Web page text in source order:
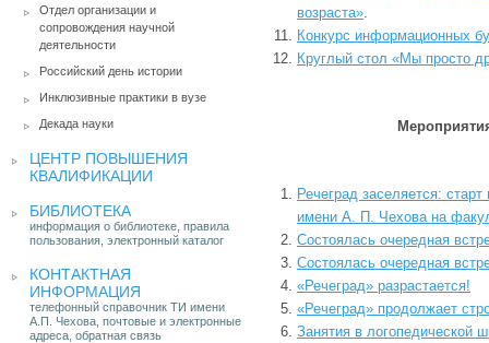
Отдел организации и
сопровождения научной
деятельности
Российский день истории
Инклюзивные практики в вузе
Декада науки
ЦЕНТР ПОВЫШЕНИЯ
КВАЛИФИКАЦИИ
БИБЛИОТЕКА
информация о библиотеке, правила
пользования, электронный каталог
КОНТАКТНАЯ
ИНФОРМАЦИЯ
телефонный справочник ТИ имени
А.П. Чехова, почтовые и электронные
адреса, обратная связь
возраста».
Конкурс информационных
Круглый стол «Мы просто
Речеград заселяется:
имени А. П. Чехова на
Состоялась очередная
Состоялась очередная
«Речеград» разрастается!
«Речеград» продолжает
Занятия в логопедической